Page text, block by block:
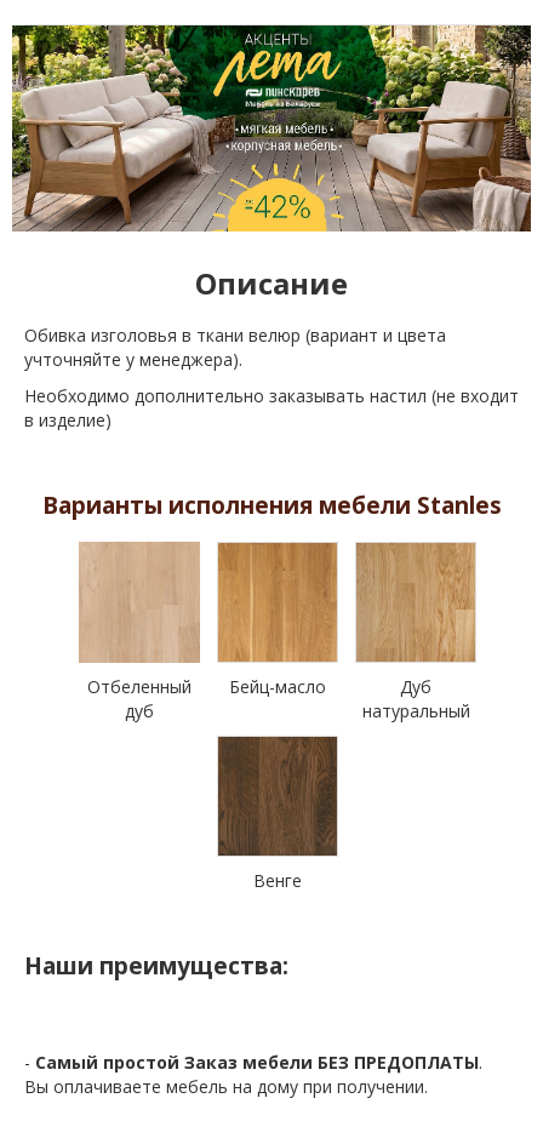
Описание
Обивка изголовья в ткани велюр (вариант и цвета
учточняйте у менеджера).
Необходимо дополнительно заказывать настил (не входит
в изделие)
Варианты исполнения мебели Stanles
Отбеленный
дуб
Бейц-масло
Дуб
натуральный
Венге
Наши преимущества:
- Самый простой Заказ мебели БЕЗ ПРЕДОПЛАТЫ.
Вы оплачиваете мебель на дому при получении.